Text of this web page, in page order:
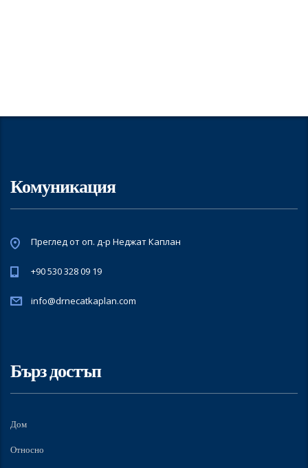
Комуникация
Преглед от оп. д-р Неджат Каплан
+90 530 328 09 19
info@drnecatkaplan.com
Бърз достъп
Дом
Относно